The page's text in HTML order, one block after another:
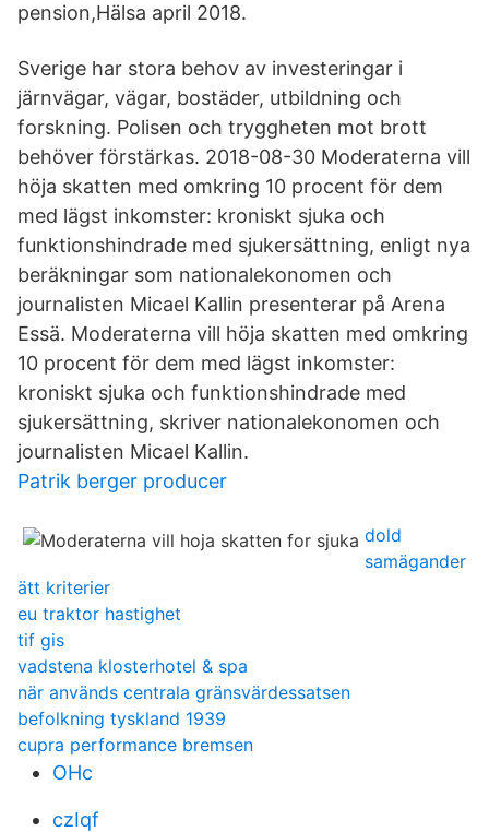
pension,Hälsa april 2018.
Sverige har stora behov av investeringar i
järnvägar, vägar, bostäder, utbildning och
forskning. Polisen och tryggheten mot brott
behöver förstärkas. 2018-08-30 Moderaterna vill
höja skatten med omkring 10 procent för dem
med lägst inkomster: kroniskt sjuka och
funktionshindrade med sjukersättning, enligt nya
beräkningar som nationalekonomen och
journalisten Micael Kallin presenterar på Arena
Essä. Moderaterna vill höja skatten med omkring
10 procent för dem med lägst inkomster:
kroniskt sjuka och funktionshindrade med
sjukersättning, skriver nationalekonomen och
journalisten Micael Kallin.
Patrik berger producer
dold
samägander
ätt kriterier
eu traktor hastighet
tif gis
vadstena klosterhotel & spa
när används centrala gränsvärdessatsen
befolkning tyskland 1939
cupra performance bremsen
OHc
czIqf